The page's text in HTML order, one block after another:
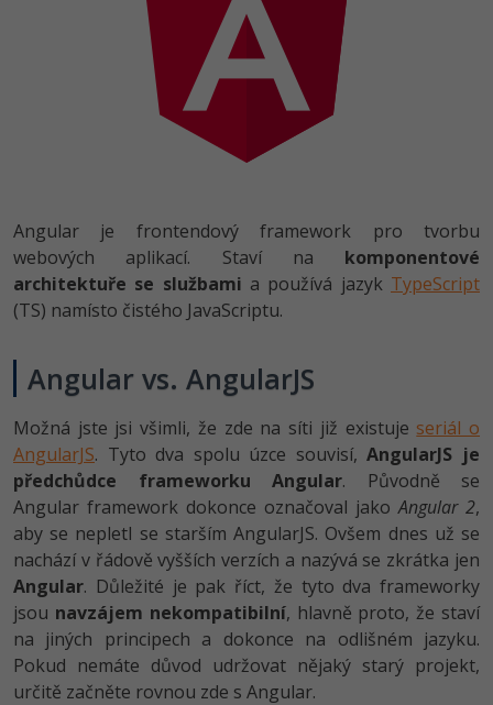
Copywriter
WordPress specialista
SEO specialista
Algoritmy
Umělá inteligence (AI) -10%
Fórum
Kurzy e-commerce
Digitální gramotnost
Marketing -30%
WordPress
SEO -30%
UX
Kurzy designu
Photoshop -80%
Adobe Illustrator -80%
Adobe Lightroom -30%
Adobe XD -15%
Adobe InDesign -25%
Příběhy absolventů
Blog
Kariéra
Pro firmy
Angular je frontendový framework pro tvorbu
webových aplikací. Staví na komponentové
architektuře se službami a používá jazyk TypeScript
(TS) namísto čistého JavaScriptu.
Angular vs. AngularJS
Možná jste jsi všimli, že zde na síti již existuje seriál o
AngularJS. Tyto dva spolu úzce souvisí,AngularJS je
předchůdce frameworku Angular. Původně se
Angular framework dokonce označoval jakoAngular 2,
aby se nepletl se starším AngularJS. Ovšem dnes už se
nachází v řádově vyšších verzích a nazývá se zkrátka jen
Angular. Důležité je pak říct, že tyto dva frameworky
jsou navzájem nekompatibilní, hlavně proto, že staví
na jiných principech a dokonce na odlišném jazyku.
Pokud nemáte důvod udržovat nějaký starý projekt,
určitě začněte rovnou zde s Angular.